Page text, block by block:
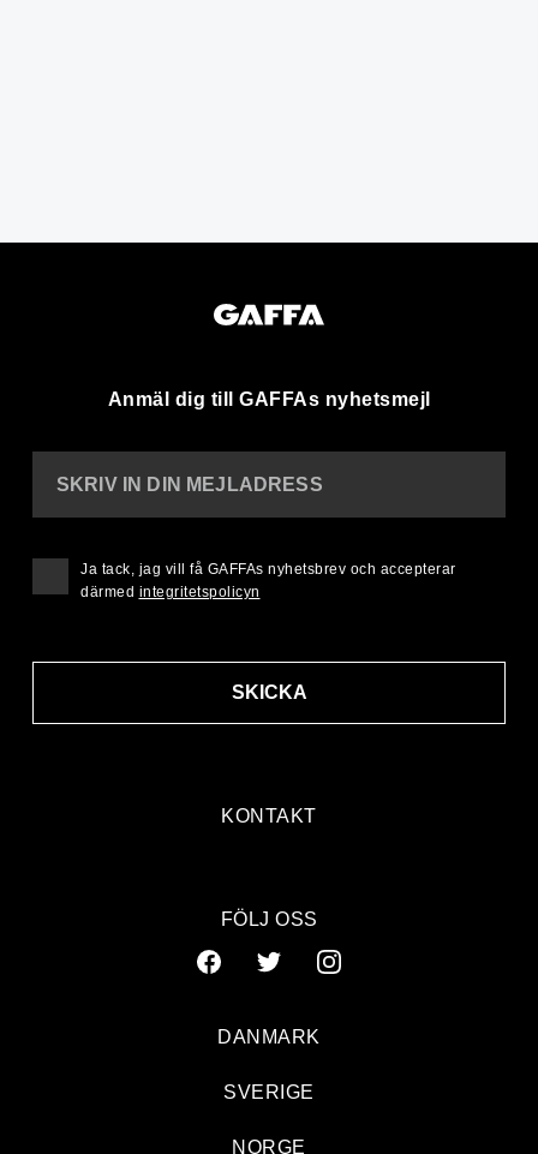
Anmäl dig till GAFFAs nyhetsmejl
KONTAKT
SKRIV IN DIN MEJLADRESS
SKICKA
Ja tack, jag vill få GAFFAs nyhetsbrev och accepterar
därmed integritetspolicyn
FÖLJ OSS
DANMARK
SVERIGE
NORGE